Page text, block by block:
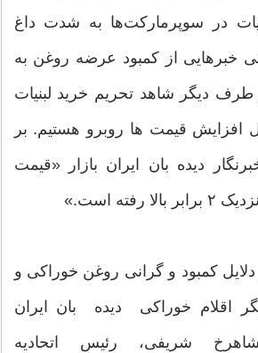
در سوپرمارکت‌ها به شدت داغ
از کمبود عرضه روغن به
دیگر شاهد تحریم خرید لبنیات
افزایش قیمت ها روبرو هستیم. بر
دیده بان ایران بازار «قیمت
کمبود و گرانی روغن خوراکی و
اقلام خوراکی دیده بان ایران
شریفی، رئیس اتحادیه